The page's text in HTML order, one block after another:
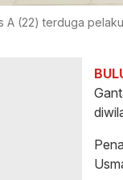
A (22) terduga